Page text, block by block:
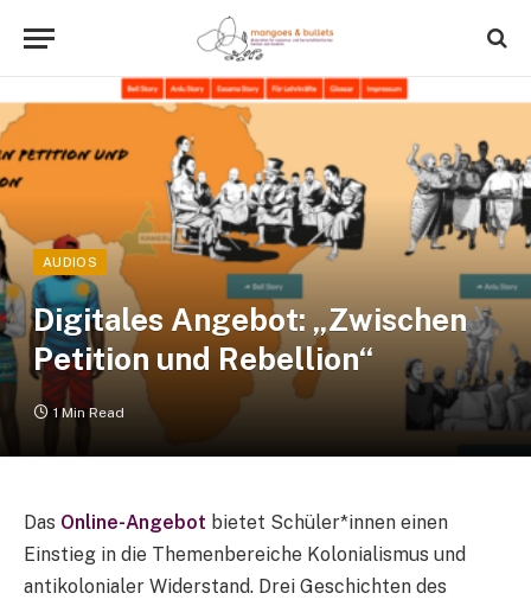
AUDIOS
Digitales Angebot: „Zwischen
Petition und Rebellion“
1 Min Read
Das Online-Angebot bietet Schüler*innen einen
Einstieg in die Themenbereiche Kolonialismus und
antikolonialer Widerstand. Drei Geschichten des